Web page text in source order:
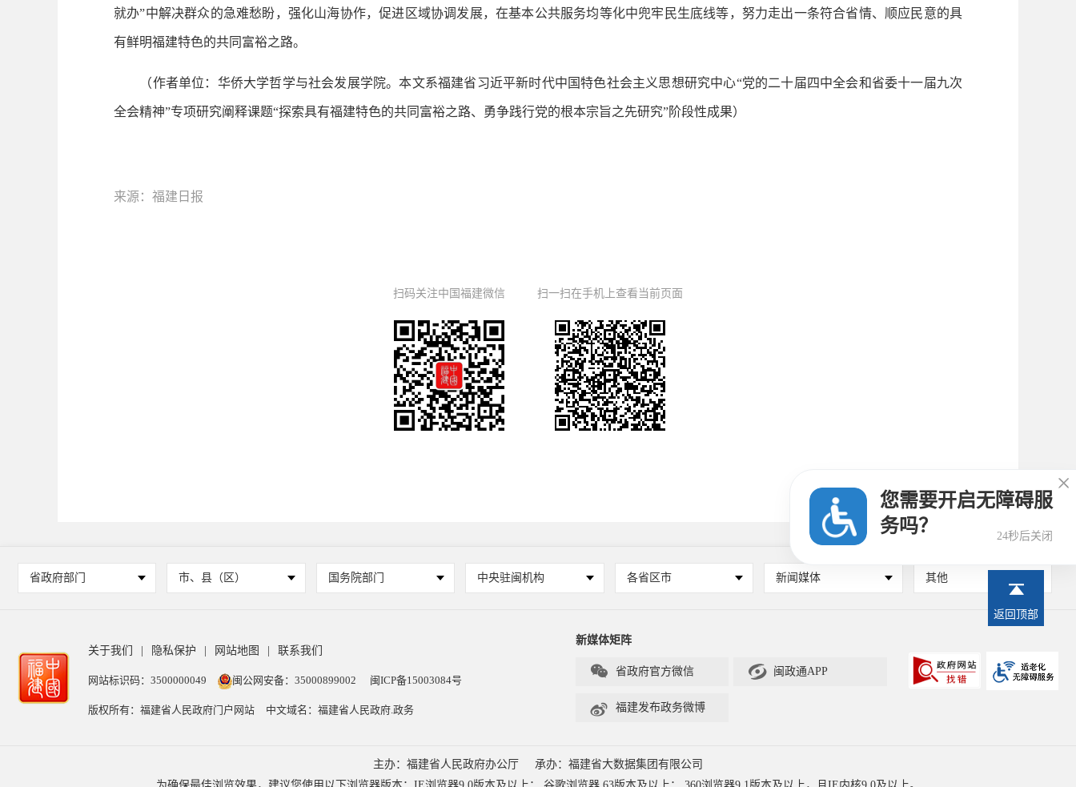
就办”中解决群众的急难愁盼，强化山海协作，促进区域协调发展，在基本公共服务均等化中兜牢民生底线等，努力走出一条符合省情、顺应民意的具
有鲜明福建特色的共同富裕之路。
（作者单位：华侨大学哲学与社会发展学院。本文系福建省习近平新时代中国特色社会主义思想研究中心“党的二十届四中全会和省委十一届九次
全会精神”专项研究阐释课题“探索具有福建特色的共同富裕之路、勇争践行党的根本宗旨之先研究”阶段性成果）
来源：福建日报
扫码关注中国福建微信 扫一扫在手机上查看当前页面
省政府部门 市、县（区） 国务院部门 中央驻闽机构 各省区市 新闻媒体 其他
关于我们 隐私保护 网站地图 联系我们
网站标识码：3500000049 闽公网安备：35000899002 闽ICP备15003084号
版权所有：福建省人民政府门户网站 中文域名：福建省人民政府.政务
新媒体矩阵
 省政府官方微信  闽政通APP
 福建发布政务微博
主办：福建省人民政府办公厅
承办：福建省大数据集团有限公司
返回顶部
您需要开启无障碍服
务吗？
24秒后关闭
